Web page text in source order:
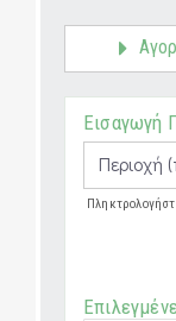
Εισαγωγή